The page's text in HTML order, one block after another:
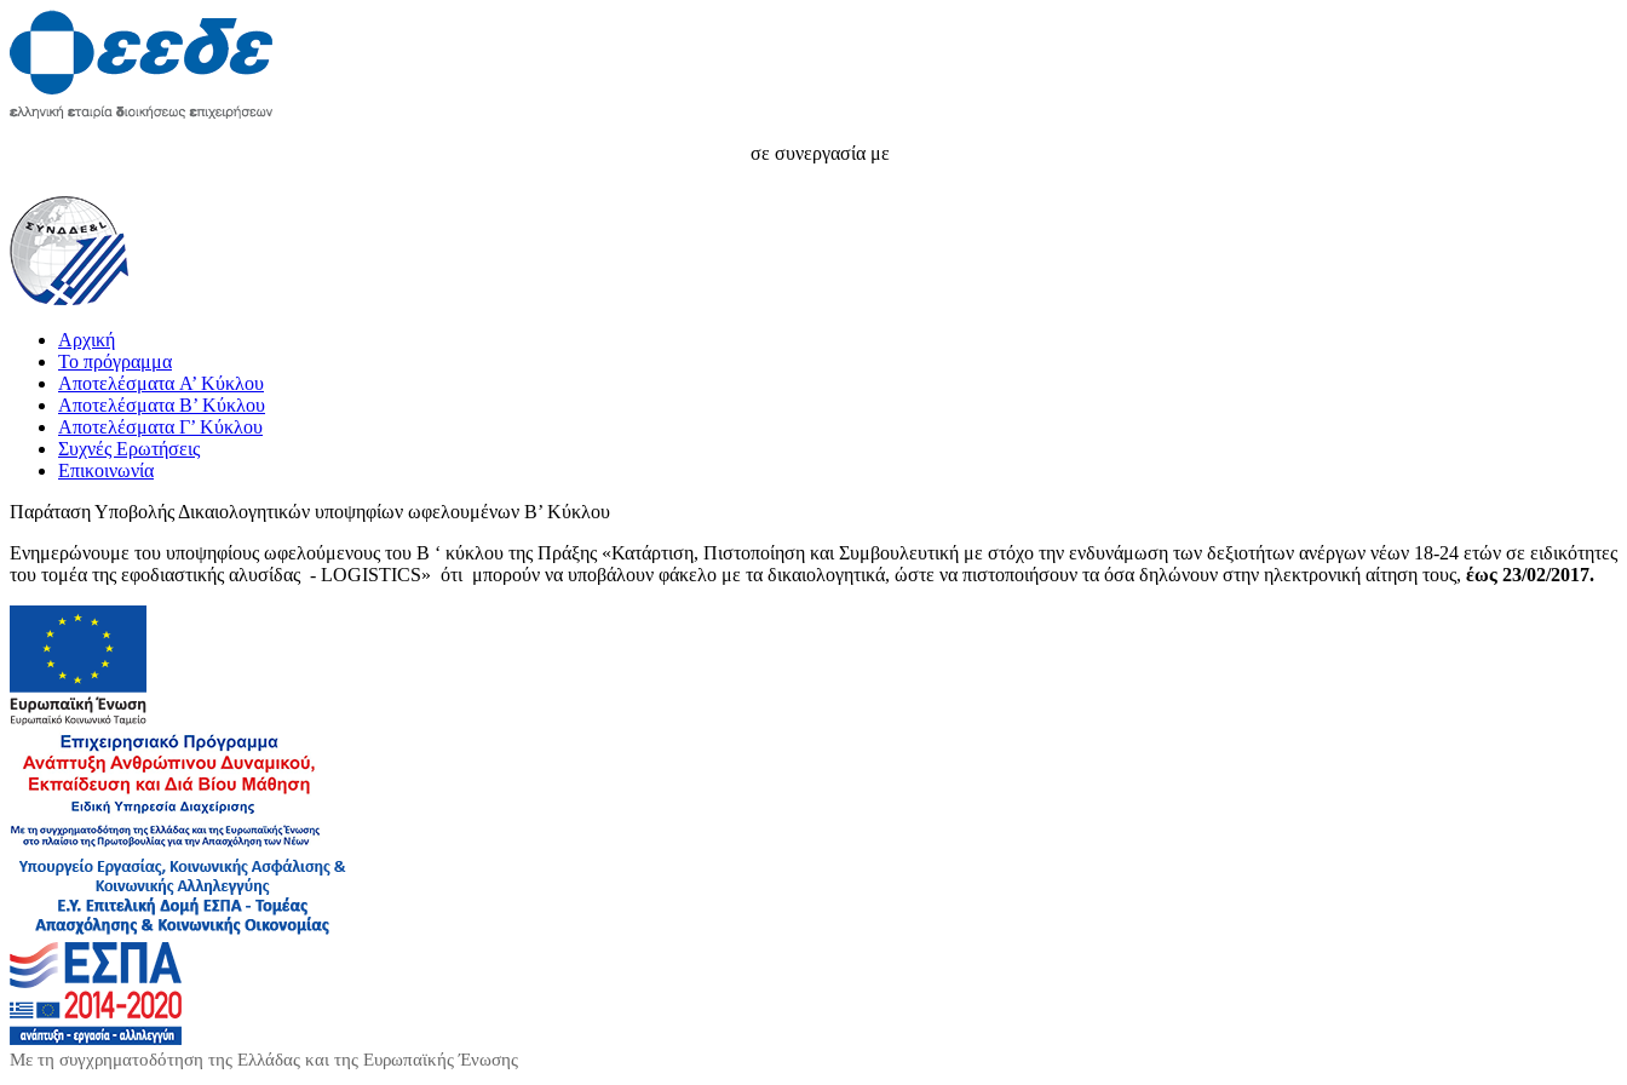
σε συνεργασία με
Αρχική
Το πρόγραμμα
Αποτελέσματα A’ Κύκλου
Αποτελέσματα Β’ Κύκλου
Αποτελέσματα Γ’ Κύκλου
Συχνές Ερωτήσεις
Επικοινωνία
Παράταση Υποβολής Δικαιολογητικών υποψηφίων ωφελουμένων Β’ Κύκλου
Ενημερώνουμε του υποψηφίους ωφελούμενους του Β ‘ κύκλου της Πράξης «Κατάρτιση, Πιστοποίηση και Συμβουλευτική με στόχο την ενδυνάμωση των δεξιοτήτων ανέργων νέων 18-24 ετών σε ειδικότητες
του τομέα της εφοδιαστικής αλυσίδας - LOGISTICS» ότι μπορούν να υποβάλουν φάκελο με τα δικαιολογητικά, ώστε να πιστοποιήσουν τα όσα δηλώνουν στην ηλεκτρονική αίτηση τους, έως 23/02/2017.
Με τη συγχρηματοδότηση της Ελλάδας και της Ευρωπαϊκής Ένωσης